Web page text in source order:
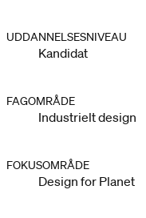
UDDANNELSESNIVEAU
Kandidat
FAGOMRÅDE
Industrielt design
FOKUSOMRÅDE
Design for Planet